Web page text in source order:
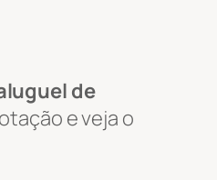
de
e veja o